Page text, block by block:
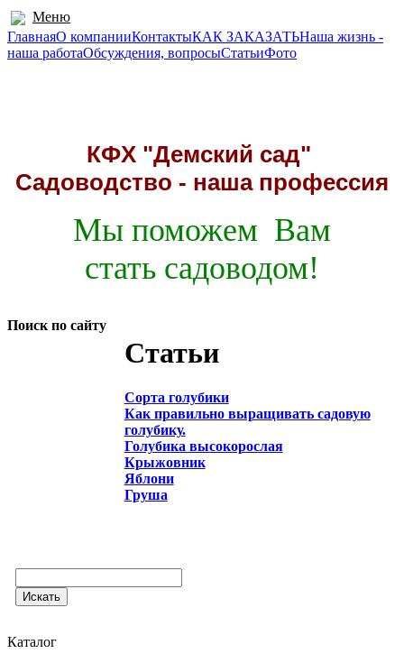
Меню
ГлавнаяО компанииКонтактыКАК ЗАКАЗАТЬНаша жизнь -
наша работаОбсуждения, вопросыСтатьиФото
КФХ "Демский сад"
Садоводство - наша профессия
Мы поможем Вам
стать садоводом!
Статьи
Сорта голубики
Как правильно выращивать садовую
голубику.
Голубика высокорослая
Крыжовник
Яблони
Груша
Поиск по сайту
Каталог